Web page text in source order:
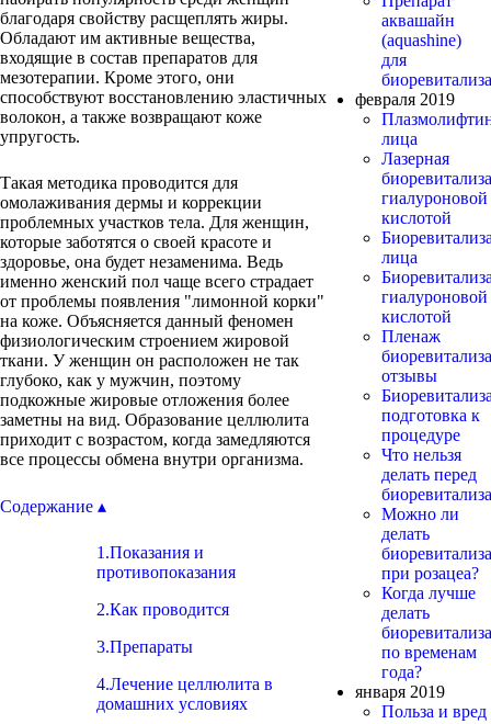
благодаря свойству расщеплять жиры.
Обладают им активные вещества,
входящие в состав препаратов для
мезотерапии. Кроме этого, они
способствуют восстановлению эластичных
волокон, а также возвращают коже
упругость.
Такая методика проводится для
омолаживания дермы и коррекции
проблемных участков тела. Для женщин,
которые заботятся о своей красоте и
здоровье, она будет незаменима. Ведь
именно женский пол чаще всего страдает
от проблемы появления "лимонной корки"
на коже. Объясняется данный феномен
физиологическим строением жировой
ткани. У женщин он расположен не так
глубоко, как у мужчин, поэтому
подкожные жировые отложения более
заметны на вид. Образование целлюлита
приходит с возрастом, когда замедляются
все процессы обмена внутри организма.
Содержание ▴
1.Показания и
противопоказания
2.Как проводится
3.Препараты
4.Лечение целлюлита в
домашних условиях
аквашайн
(aquashine)
для
февраля 2019
лица
Лазерная
гиалуроновой
кислотой
лица
гиалуроновой
кислотой
Пленаж
отзывы
подготовка к
процедуре
Что нельзя
делать перед
Можно ли
делать
при розацеа?
Когда лучше
делать
по временам
года?
января 2019
Польза и вред